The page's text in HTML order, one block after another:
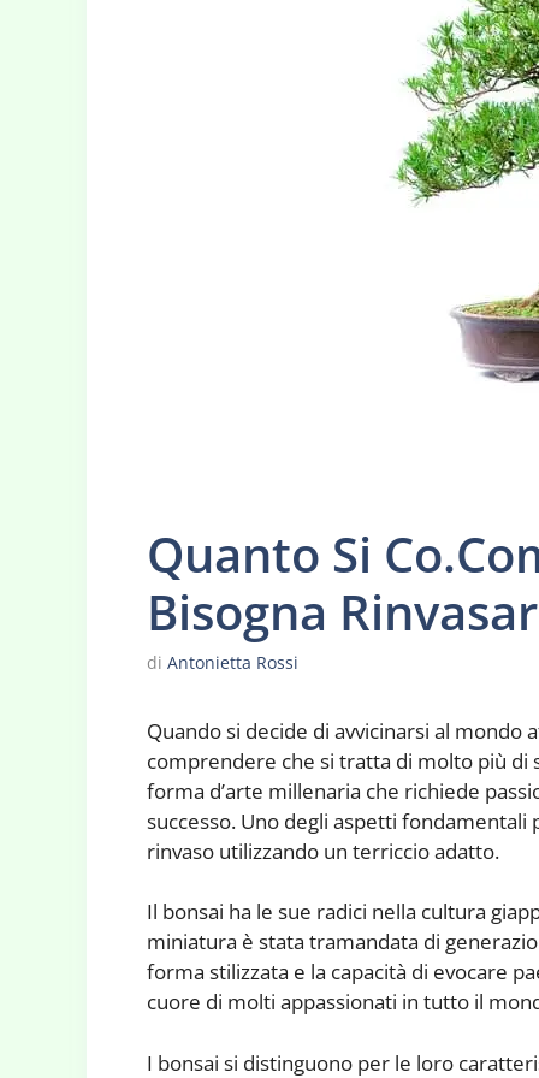
Quanto Si
Bisogna
di Antonietta Rossi
Quando si decide di avvicinarsi al
comprendere che si tratta di molto più di
forma d’arte millenaria che richiede
successo. Uno degli aspetti
rinvaso utilizzando un terriccio adatto.
Il bonsai ha le sue radici nella cultura
miniatura è stata tramandata di
forma stilizzata e la capacità di evocare
cuore di molti appassionati in tutto il
I bonsai si distinguono per le loro